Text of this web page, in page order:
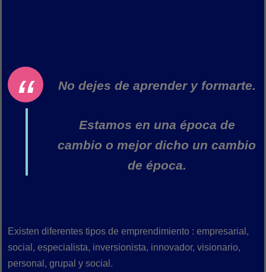
No dejes de aprender y formarte.
Estamos en una época de
cambio o mejor dicho un cambio
de época.
Existen diferentes tipos de emprendimiento : empresarial,
social, especialista, inversionista, innovador, visionario,
personal, grupal y social.